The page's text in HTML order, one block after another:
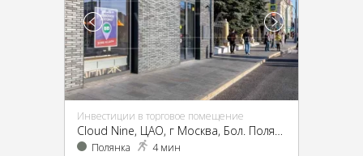
Инвестиции в торговое помещение
Cloud Nine, ЦАО, г Москва, Бол. Полянка ул., 9
Полянка 4 мин